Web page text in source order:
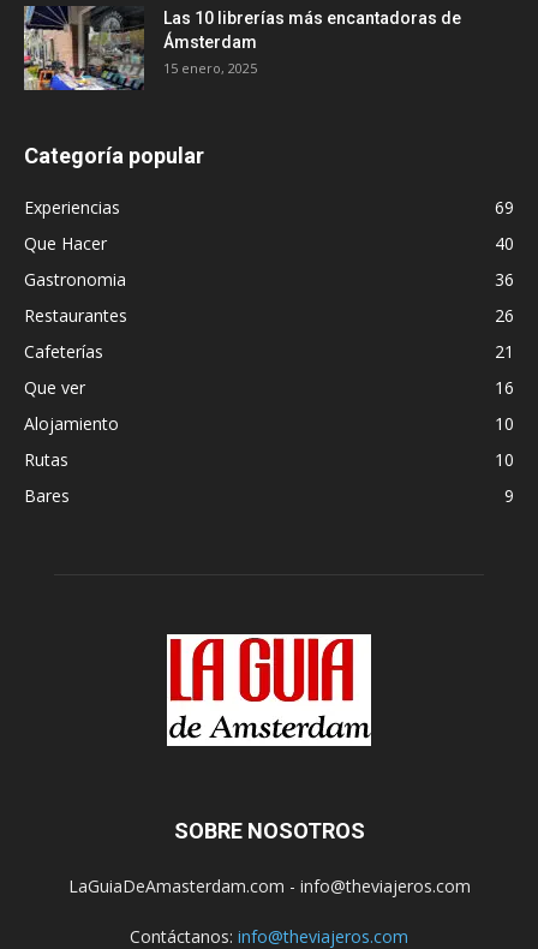
Las 10 librerías más encantadoras de
Ámsterdam
15 enero, 2025
Categoría popular
Experiencias
69
Que Hacer
40
Gastronomia
36
Restaurantes
26
Cafeterías
21
Que ver
16
Alojamiento
10
Rutas
10
Bares
9
SOBRE NOSOTROS
LaGuiaDeAmasterdam.com - info@theviajeros.com
Contáctanos: info@theviajeros.com